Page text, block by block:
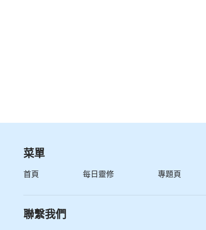
菜單
首頁 每日靈修 專題頁
聯繫我們